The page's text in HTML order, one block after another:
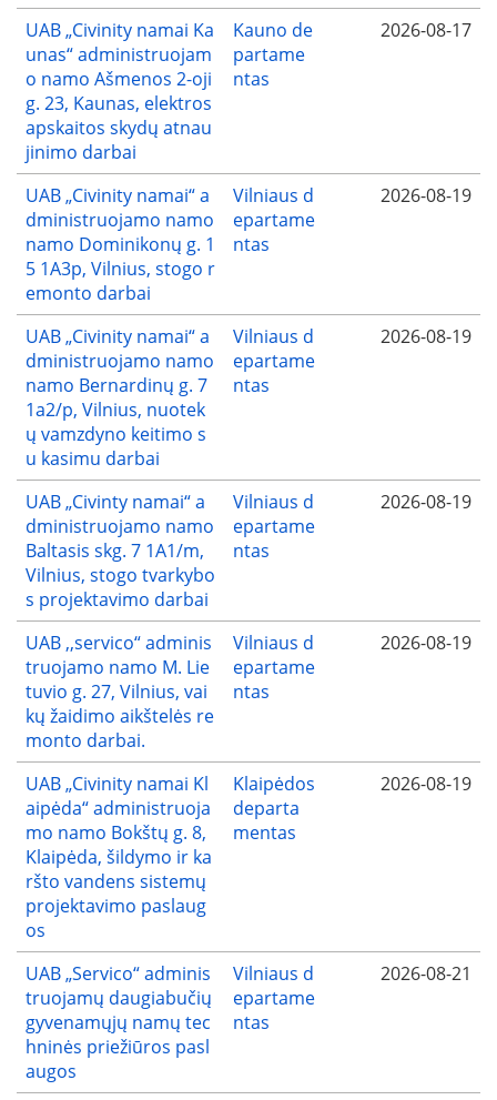
UAB „Civinity namai Ka
unas“ administruojam
o namo Ašmenos 2-oji
g. 23, Kaunas, elektros
apskaitos skydų atnau
jinimo darbai
Kauno de
partame
ntas
2026-08-17
UAB „Civinity namai“ a
dministruojamo namo
namo Dominikonų g. 1
5 1A3p, Vilnius, stogo r
emonto darbai
Vilniaus d
epartame
ntas
2026-08-19
UAB „Civinity namai“ a
dministruojamo namo
namo Bernardinų g. 7
1a2/p, Vilnius, nuotek
ų vamzdyno keitimo s
u kasimu darbai
Vilniaus d
epartame
ntas
2026-08-19
UAB „Civinty namai“ a
dministruojamo namo
Baltasis skg. 7 1A1/m,
Vilnius, stogo tvarkybo
s projektavimo darbai
Vilniaus d
epartame
ntas
2026-08-19
UAB ,,servico“ adminis
truojamo namo M. Lie
tuvio g. 27, Vilnius, vai
kų žaidimo aikštelės re
monto darbai.
Vilniaus d
epartame
ntas
2026-08-19
UAB „Civinity namai Kl
aipėda“ administruoja
mo namo Bokštų g. 8,
Klaipėda, šildymo ir ka
ršto vandens sistemų
projektavimo paslaug
os
Klaipėdos
departa
mentas
2026-08-19
UAB „Servico“ adminis
truojamų daugiabučių
gyvenamųjų namų tec
hninės priežiūros pasl
augos
Vilniaus d
epartame
ntas
2026-08-21